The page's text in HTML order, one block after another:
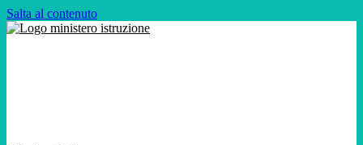
Salta al contenuto